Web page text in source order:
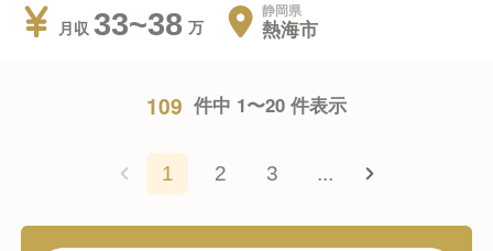
月収 33~38 静岡県
熱海市
109 件中 1〜20 件表示
1 2 3 ...